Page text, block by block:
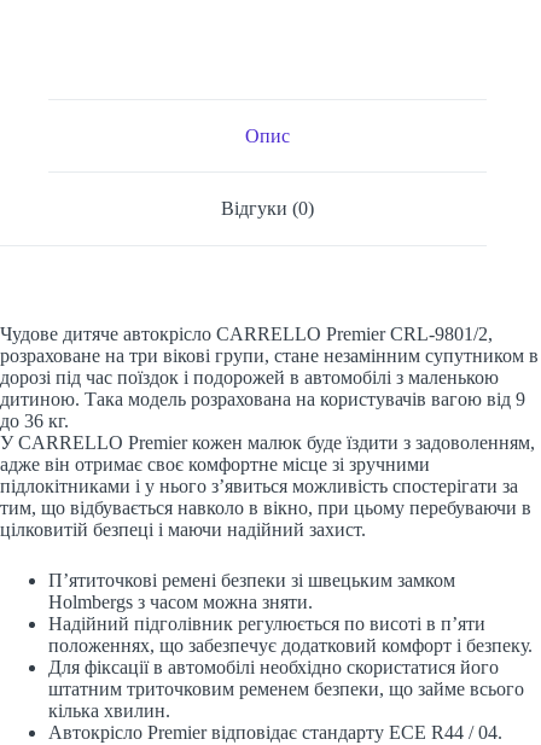
Опис
Відгуки (0)
Чудове дитяче автокрісло CARRELLO Premier CRL-9801/2,
розраховане на три вікові групи, стане незамінним супутником в
дорозі під час поїздок і подорожей в автомобілі з маленькою
дитиною. Така модель розрахована на користувачів вагою від 9
до 36 кг.
У CARRELLO Premier кожен малюк буде їздити з задоволенням,
адже він отримає своє комфортне місце зі зручними
підлокітниками і у нього з’явиться можливість спостерігати за
тим, що відбувається навколо в вікно, при цьому перебуваючи в
цілковитій безпеці і маючи надійний захист.
П’ятиточкові ремені безпеки зі швецьким замком
Holmbergs з часом можна зняти.
Надійний підголівник регулюється по висоті в п’яти
положеннях, що забезпечує додатковий комфорт і безпеку.
Для фіксації в автомобілі необхідно скористатися його
штатним триточковим ременем безпеки, що займе всього
кілька хвилин.
Автокрісло Premier відповідає стандарту ECE R44 / 04.